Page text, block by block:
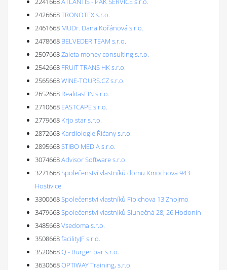
2426668TRONOTEX s.r.o.
2461668 MUDr. Dana Kořánová s.r.o.
2478668 BELVEDER TEAM s.r.o.
2507668Zaleta money consulting s.r.o.
2542668 FRUIT TRANS HK s.r.o.
2565668WINE-TOURS.CZ s.r.o.
2652668 RealitasFIN s.r.o.
2710668 EASTCAPE s.r.o.
2779668 Krjo star s.r.o.
2872668 Kardiologie Říčany s.r.o.
2895668STIBO MEDIA s.r.o.
3074668Advisor Software s.r.o.
3271668Společenství vlastníků domu Kmochova 943
Hostivice
3300668Společenství vlastníků Fibichova 13 Znojmo
3479668Společenství vlastníků Slunečná 28, 26 Hodonín
3485668Vsedoma s.r.o.
3508668facilityJF s.r.o.
3520668Q - Burger bar s.r.o.
3630668OPTIWAY Training, s.r.o.